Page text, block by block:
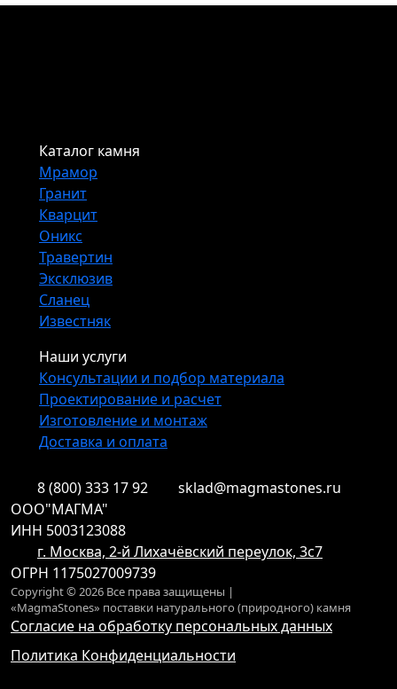
Каталог камня
Мрамор
Гранит
Кварцит
Оникс
Травертин
Эксклюзив
Сланец
Известняк
Наши услуги
Консультации и подбор материала
Проектирование и расчет
Изготовление и монтаж
Доставка и оплата
8 (800) 333 17 92
sklad@magmastones.ru
ООО"МАГМА"
ИНН 5003123088
г. Москва, 2-й Лихачёвский переулок, 3с7
ОГРН 1175027009739
Copyright © 2026 Все права защищены |
«MagmaStones» поставки натурального (природного) камня
Согласие на обработку персональных данных
Политика Конфиденциальности